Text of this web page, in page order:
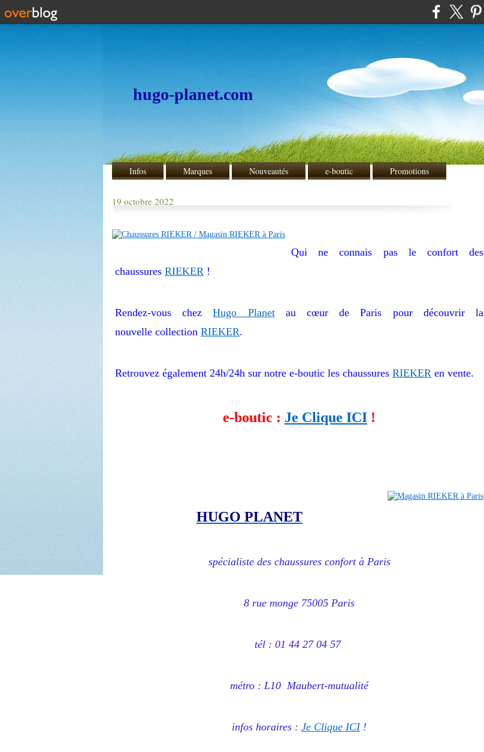
hugo-planet.com
Infos Marques Nouveautés e-boutic Promotions
19 octobre 2022
Qui ne connais pas le confort des
chaussures RIEKER !
Rendez-vous chezHugo Planetau cœur de Paris pour découvrir la
nouvelle collection RIEKER.
Retrouvez également 24h/24h sur notre e-boutic les chaussures RIEKER en vente.
e-boutic : Je Clique ICI !
HUGO PLANET
spécialiste des chaussures confort à Paris
8 rue monge 75005 Paris
tél : 01 44 27 04 57
métro : L10 Maubert-mutualité
infos horaires : Je Clique ICI!